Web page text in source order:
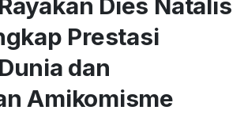
Prestasi
dan
Amikomisme